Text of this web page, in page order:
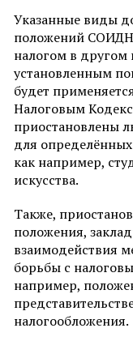
Указанные виды
положений
налогом в другом
установленным
будет
Налоговым
приостановлены
для
как например,
искусства.
Также,
положения,
взаимодействия
борьбы с
например,
налогообложения.